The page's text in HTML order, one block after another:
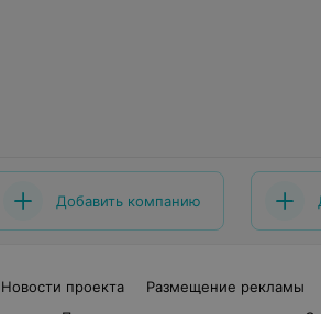
Добавить компанию
Новости проекта Размещение рекламы